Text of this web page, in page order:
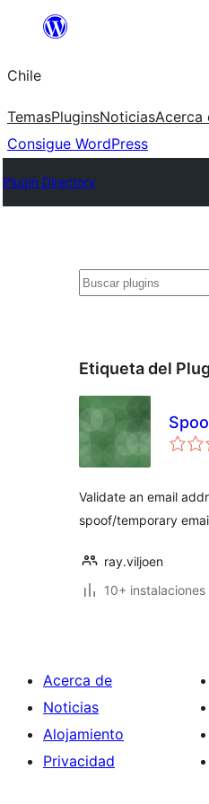
Saltar
contenido
Chile
TemasPluginsNoticiasAcerca
Consigue WordPress
Plugin Directory
Buscar
Etiqueta del
Validate an email
spoof/temporary
ray.viljoen
10+
Acerca de
Noticias
Alojamiento
Privacidad